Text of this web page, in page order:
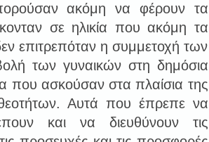
ακόμη να φέρουν τα
σε ηλικία που ακόμη τα
επιτρεπόταν η συμμετοχή των
των γυναικών στη δημόσια
που ασκούσαν στα πλαίσια της
Αυτά που έπρεπε να
και να διευθύνουν τις